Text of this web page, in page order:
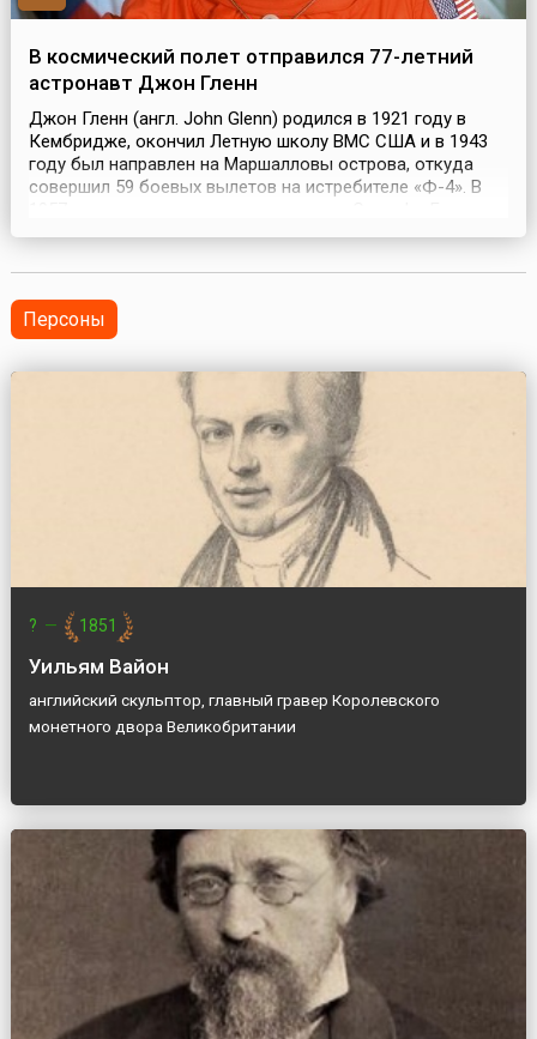
В космический полет отправился 77-летний
астронавт Джон Гленн
Джон Гленн (англ. John Glenn) родился в 1921 году в
Кембридже, окончил Летную школу ВМС США и в 1943
году был направлен на Маршалловы острова, откуда
совершил 59 боевых вылетов на истребителе «Ф-4». В
установил рекорд скорости, покрыв расстояние от Лос-
1959 года вместе с шестью другими военн...
Персоны
? — 1851
Уильям Вайон
английский скульптор, главный гравер Королевского
монетного двора Великобритании